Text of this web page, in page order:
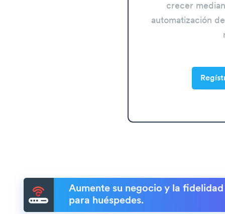
crecer
automatización
Aumente su negocio y la
para huéspedes.